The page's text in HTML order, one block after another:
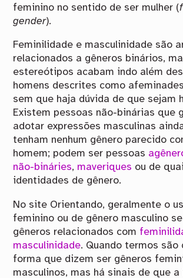
feminino no sentido de ser mulher (
gender).
Feminilidade e masculinidade são
relacionados a gêneros binários,
estereótipos acabam indo além
homens descrites como
sem que haja dúvida de que sejam
Existem pessoas não-binárias que
adotar expressões masculinas
tenham nenhum gênero parecido
homem; podem ser pessoas
não-bináries, maveriques ou de
identidades de gênero.
No site Orientando, geralmente o
feminino ou de gênero masculino
gêneros relacionados com
masculinidade. Quando termos são
forma que dizem ser gêneros
masculinos, mas há sinais de que